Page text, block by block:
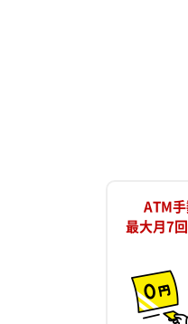
ATM
最大月7